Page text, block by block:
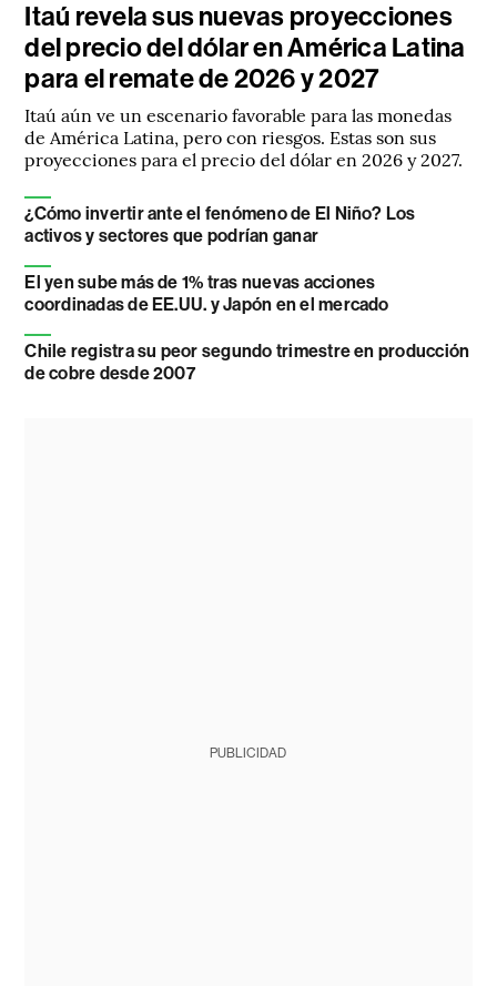
Itaú revela sus nuevas proyecciones
del precio del dólar en América Latina
para el remate de 2026 y 2027
Itaú aún ve un escenario favorable para las monedas
de América Latina, pero con riesgos. Estas son sus
proyecciones para el precio del dólar en 2026 y 2027.
¿Cómo invertir ante el fenómeno de El Niño? Los
activos y sectores que podrían ganar
El yen sube más de 1% tras nuevas acciones
coordinadas de EE.UU. y Japón en el mercado
Chile registra su peor segundo trimestre en producción
de cobre desde 2007
PUBLICIDAD